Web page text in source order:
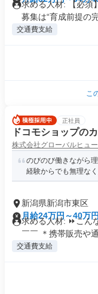
求める人材: 【必須
募集は“育成前提の完
交通費支給
こ
正社員
ドコモショップの
株式会社グローバルヒュ
のびのび働きながら
経験からでも無理な
新潟県新潟市東区
月給24万円～40万円
求める人材: ⏩こん
￣￣ ＊携帯販売や通
交通費支給